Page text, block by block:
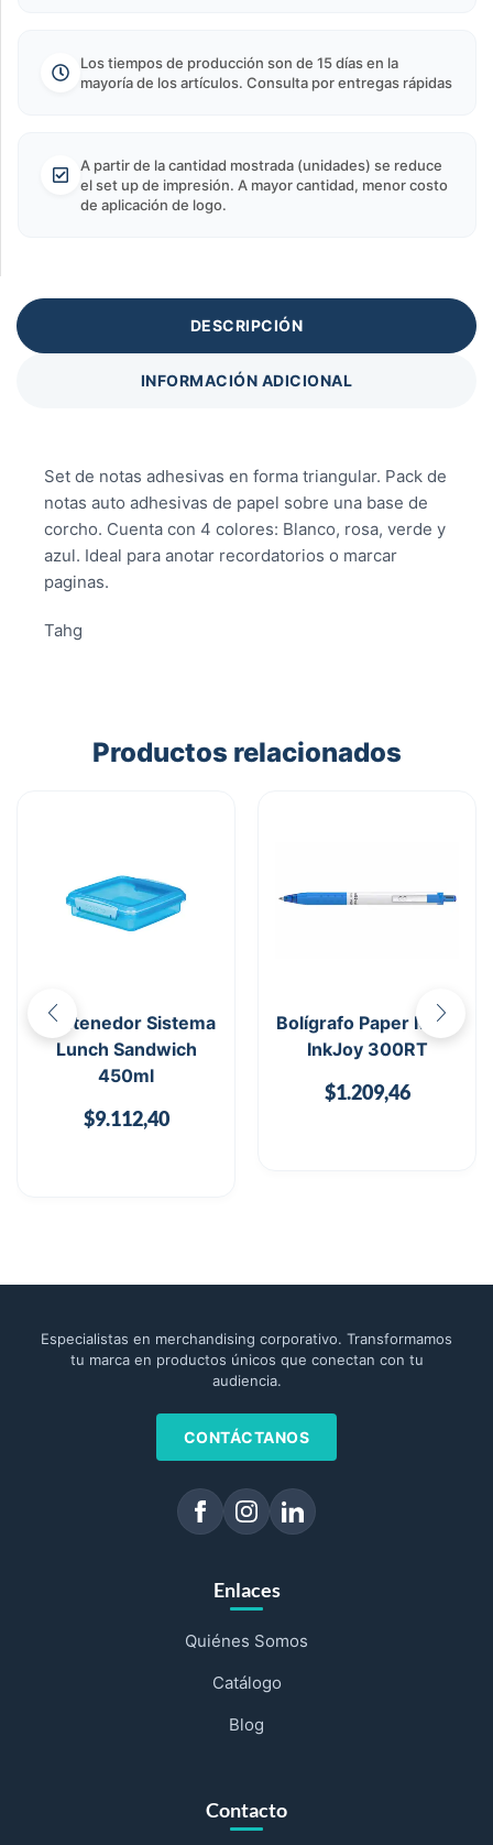
Los tiempos de producción son de 15 días en la
mayoría de los artículos. Consulta por entregas rápidas
A partir de la cantidad mostrada (unidades) se reduce
el set up de impresión. A mayor cantidad, menor costo
de aplicación de logo.
DESCRIPCIÓN
INFORMACIÓN ADICIONAL
Set de notas adhesivas en forma triangular. Pack de
notas auto adhesivas de papel sobre una base de
corcho. Cuenta con 4 colores: Blanco, rosa, verde y
azul. Ideal para anotar recordatorios o marcar
paginas.
Tahg
Productos relacionados
Contenedor Sistema
Lunch Sandwich
450ml
$9.112,40
Bolígrafo Paper Mate
InkJoy 300RT
$1.209,46
Especialistas en merchandising corporativo. Transformamos
tu marca en productos únicos que conectan con tu
audiencia.
CONTÁCTANOS
Enlaces
Quiénes Somos
Catálogo
Blog
Contacto